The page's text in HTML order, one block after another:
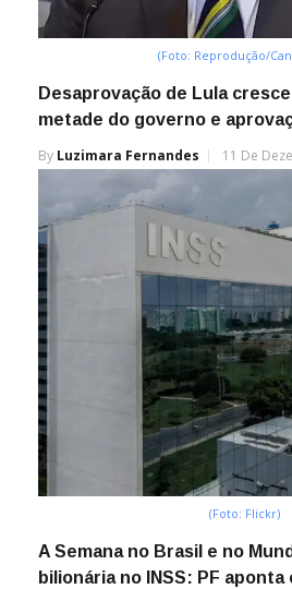
(Foto: Reprodução/
Desaprovação de Lula
metade do governo e
By Luzimara Fernandes 11 De
(Foto: Flickr)
A Semana no Brasil e no
bilionária no INSS: PF